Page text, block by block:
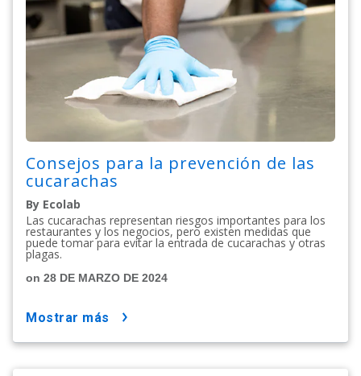
Consejos para la prevención de las
cucarachas
By Ecolab
Las cucarachas representan riesgos importantes para los
restaurantes y los negocios, pero existen medidas que
puede tomar para evitar la entrada de cucarachas y otras
plagas.
on 28 DE MARZO DE 2024
mostrar más